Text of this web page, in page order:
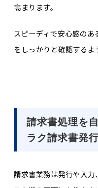
高まります。
スピーディで安心感の
をしっかりと確認するよ
請求書処理を
ラク請求書発行
請求書業務は発行や入